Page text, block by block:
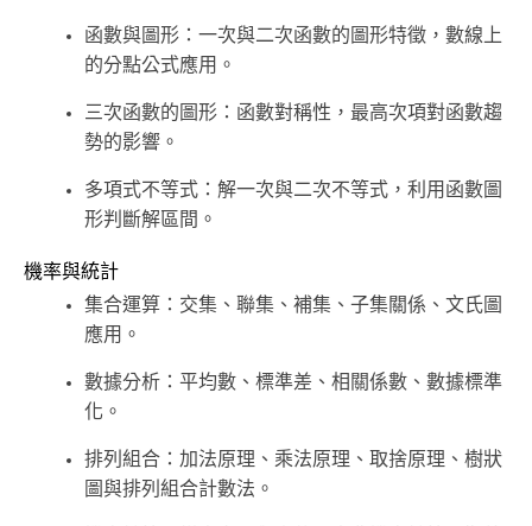
函數與圖形：一次與二次函數的圖形特徵，數線上
的分點公式應用。
三次函數的圖形：函數對稱性，最高次項對函數趨
勢的影響。
多項式不等式：解一次與二次不等式，利用函數圖
形判斷解區間。
機率與統計
集合運算：交集、聯集、補集、子集關係、文氏圖
應用。
數據分析：平均數、標準差、相關係數、數據標準
化。
排列組合：加法原理、乘法原理、取捨原理、樹狀
圖與排列組合計數法。